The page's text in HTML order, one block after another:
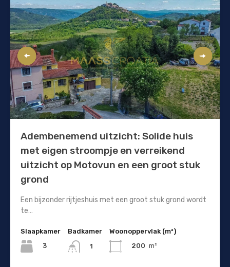
Adembenemend uitzicht: Solide huis
met eigen stroompje en verreikend
uitzicht op Motovun en een groot stuk
grond
Een bijzonder rijtjeshuis met een groot stuk grond wordt
te…
Slaapkamer
3
Badkamer
1
Woonoppervlak (m²)
200 m²